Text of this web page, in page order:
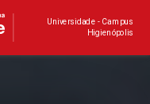
Universidade - Campus
Higienópolis